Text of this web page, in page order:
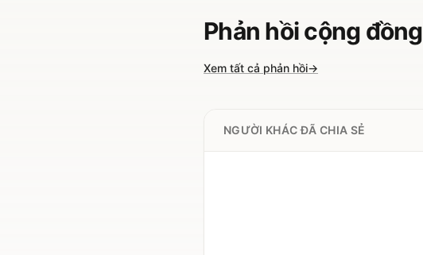
Phản hồi cộng đồng
Xem tất cả phản hồi→
NGƯỜI KHÁC ĐÃ CHIA SẺ